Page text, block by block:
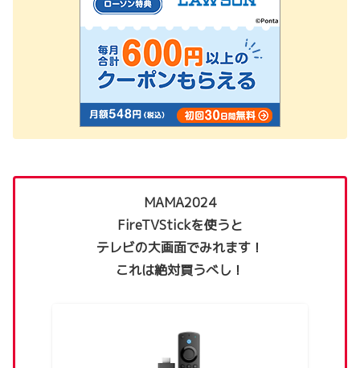
MAMA2024
FireTVStickを使うと
テレビの大画面でみれます！
これは絶対買うべし！